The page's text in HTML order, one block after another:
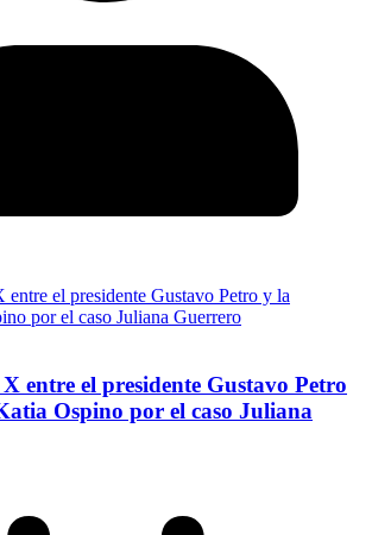
entre el presidente Gustavo Petro
Ospino por el caso Juliana